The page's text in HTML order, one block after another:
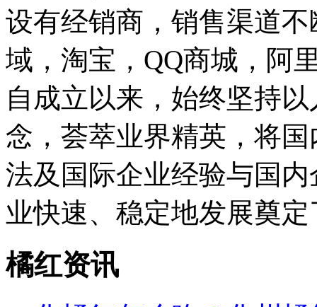
设有经销商，销售渠道
域，淘宝，QQ商城，阿
自成立以来，始终坚持
念，荟萃业界精英，将
法及国际企业经验与国
业快速、稳定地发展奠
橘红资讯